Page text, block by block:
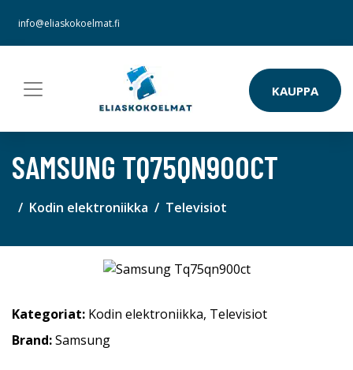
info@eliaskokoelmat.fi
KAUPPA
SAMSUNG TQ75QN900CT
Kodin elektroniikka Televisiot
Kategoriat: Kodin elektroniikka, Televisiot
Brand:Samsung